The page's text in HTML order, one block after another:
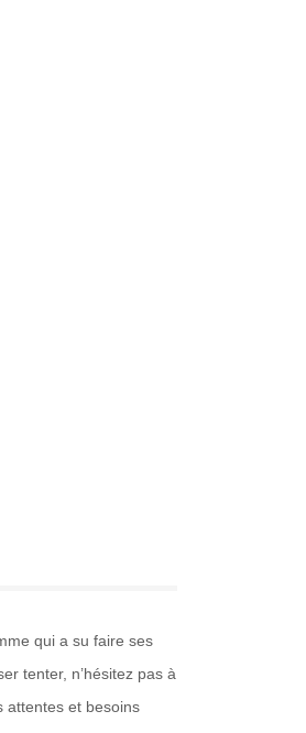
qui a su faire ses
tenter, n’hésitez pas à
attentes et besoins